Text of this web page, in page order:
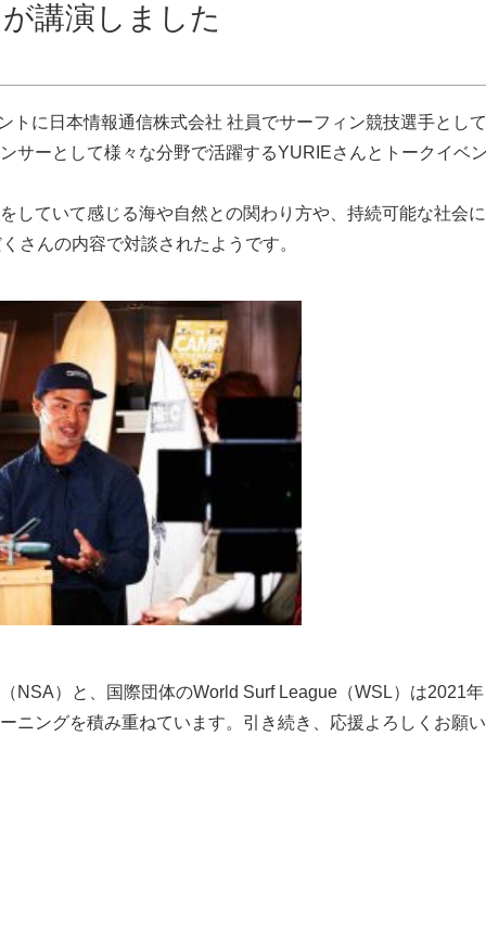
講演しました
トに日本情報通信株式会社 社員でサーフィン競技選手とし
サーとして様々な分野で活躍するYURIEさんとトークイベ
していて感じる海や自然との関わり方や、持続可能な社会
さんの内容で対談されたようです。
NSA）と、国際団体のWorld Surf League（WSL）は2021
ニングを積み重ねています。引き続き、応援よろしくお願